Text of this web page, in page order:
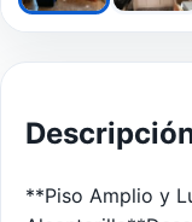
**Piso Amplio y